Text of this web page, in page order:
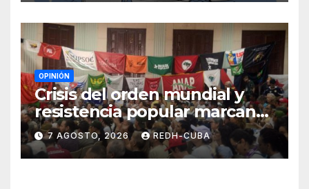
OPINIÓN
Crisis del orden mundial y
resistencia popular marcan
el inicio de la IV Asamblea
Continental de ALBA
Movimientos en Cuba
7 AGOSTO, 2026 REDH-CUBA